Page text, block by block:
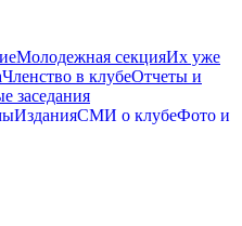
Молодежная секцияИх уже
Членство в клубеОтчеты и
заседания
ИзданияСМИ о клубеФото и